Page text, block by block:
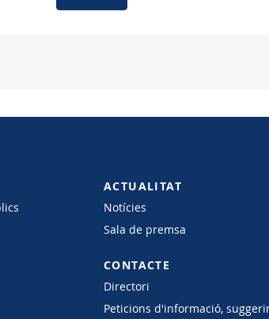
ACTUALITAT
Notícies
Sala de premsa
CONTACTE
Directori
Peticions d'informació,